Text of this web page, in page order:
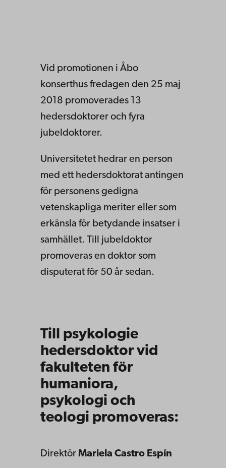
Vid promotionen i Åbo
konserthus fredagen den 25 maj
2018 promoverades 13
hedersdoktorer och fyra
jubeldoktorer.
Universitetet hedrar en person
med ett hedersdoktorat antingen
för personens gedigna
vetenskapliga meriter eller som
erkänsla för betydande insatser i
samhället. Till jubeldoktor
promoveras en doktor som
disputerat för 50 år sedan.
Till psykologie
hedersdoktor vid
fakulteten för
humaniora,
psykologi och
teologi promoveras:
Direktör Mariela Castro Espín